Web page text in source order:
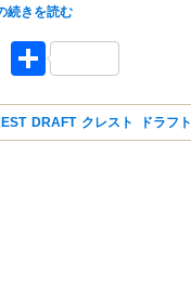
続きを読む
Facebook
共有
, DRAFT, クレスト ドラフト